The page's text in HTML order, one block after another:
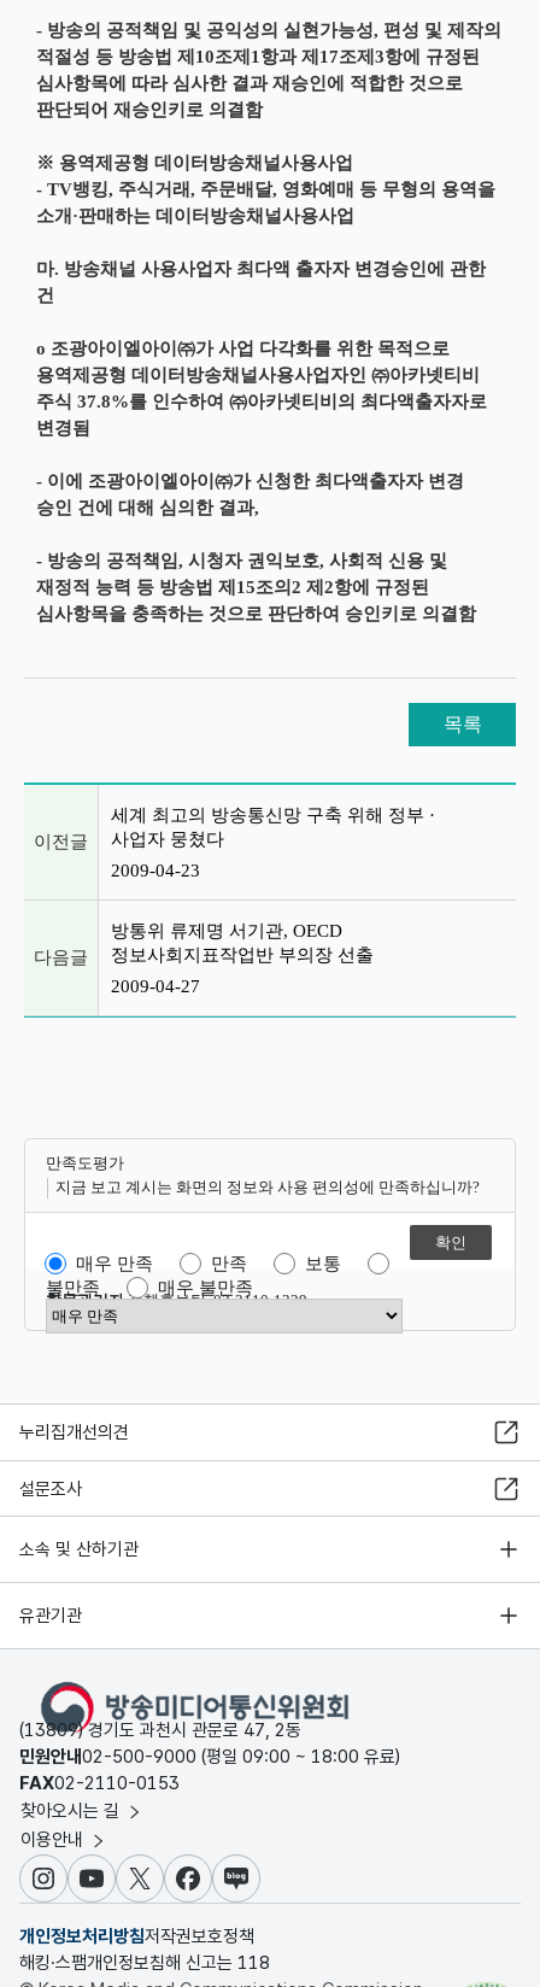
- 방송의 공적책임 및 공익성의 실현가능성, 편성 및 제작의
적절성 등 방송법 제10조제1항과 제17조제3항에 규정된
심사항목에 따라 심사한 결과 재승인에 적합한 것으로
판단되어 재승인키로 의결함
※ 용역제공형 데이터방송채널사용사업
- TV뱅킹, 주식거래, 주문배달, 영화예매 등 무형의 용역을
소개·판매하는 데이터방송채널사용사업
마. 방송채널 사용사업자 최다액 출자자 변경승인에 관한
건
o 조광아이엘아이㈜가 사업 다각화를 위한 목적으로
용역제공형 데이터방송채널사용사업자인 ㈜아카넷티비
주식 37.8%를 인수하여 ㈜아카넷티비의 최다액출자자로
변경됨
- 이에 조광아이엘아이㈜가 신청한 최다액출자자 변경
승인 건에 대해 심의한 결과,
- 방송의 공적책임, 시청자 권익보호, 사회적 신용 및
재정적 능력 등 방송법 제15조의2 제2항에 규정된
심사항목을 충족하는 것으로 판단하여 승인키로 의결함
목록
이전글
세계 최고의 방송통신망 구축 위해 정부 ·
사업자 뭉쳤다
2009-04-23
다음글
방통위 류제명 서기관, OECD
정보사회지표작업반 부의장 선출
2009-04-27
만족도평가
지금 보고 계시는 화면의 정보와 사용 편의성에 만족하십니까?
매우 만족 만족
보통
불만족
매우 불만족
만족도 점수 선택
항목관리자정책홍보팀 02-2110-1339
누리집개선의견
설문조사
소속 및 산하기관
유관기관
(13809) 경기도 과천시 관문로 47, 2동
민원안내02-500-9000 (평일 09:00 ~ 18:00 유료)
FAX02-2110-0153
찾아오시는 길
이용안내
인스타그램
유튜브X 페이스북
블로그
개인정보처리방침저작권보호정책
해킹·스팸개인정보침해 신고는 118